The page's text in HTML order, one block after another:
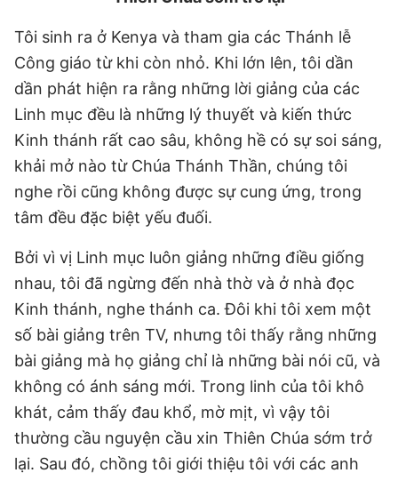
Tôi sinh ra ở Kenya và tham gia các Thánh lễ
Công giáo từ khi còn nhỏ. Khi lớn lên, tôi dần
dần phát hiện ra rằng những lời giảng của các
Linh mục đều là những lý thuyết và kiến thức
Kinh thánh rất cao sâu, không hề có sự soi sáng,
khải mở nào từ Chúa Thánh Thần, chúng tôi
nghe rồi cũng không được sự cung ứng, trong
tâm đều đặc biệt yếu đuối.
Bởi vì vị Linh mục luôn giảng những điều giống
nhau, tôi đã ngừng đến nhà thờ và ở nhà đọc
Kinh thánh, nghe thánh ca. Đôi khi tôi xem một
số bài giảng trên TV, nhưng tôi thấy rằng những
bài giảng mà họ giảng chỉ là những bài nói cũ, và
không có ánh sáng mới. Trong linh của tôi khô
khát, cảm thấy đau khổ, mờ mịt, vì vậy tôi
thường cầu nguyện cầu xin Thiên Chúa sớm trở
lại. Sau đó, chồng tôi giới thiệu tôi với các anh